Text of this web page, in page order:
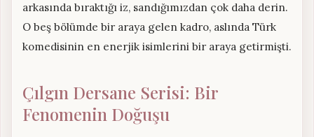
arkasında bıraktığı iz, sandığımızdan çok daha derin.
O beş bölümde bir araya gelen kadro, aslında Türk
komedisinin en enerjik isimlerini bir araya getirmişti.
Çılgın Dersane Serisi: Bir
Fenomenin Doğuşu